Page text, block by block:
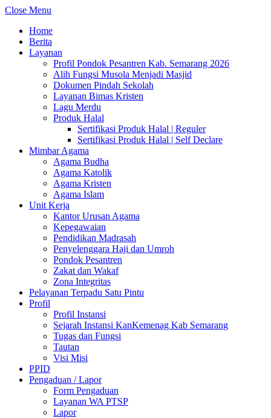
Close Menu
Home
Berita
Layanan
Profil Pondok Pesantren Kab. Semarang 2026
Alih Fungsi Musola Menjadi Masjid
Dokumen Pindah Sekolah
Layanan Bimas Kristen
Lagu Merdu
Produk Halal
Sertifikasi Produk Halal | Reguler
Sertifikasi Produk Halal | Self Declare
Mimbar Agama
Agama Budha
Agama Katolik
Agama Kristen
Agama Islam
Unit Kerja
Kantor Urusan Agama
Kepegawaian
Pendidikan Madrasah
Penyelenggara Haji dan Umroh
Pondok Pesantren
Zakat dan Wakaf
Zona Integritas
Pelayanan Terpadu Satu Pintu
Profil
Profil Instansi
Sejarah Instansi KanKemenag Kab Semarang
Tugas dan Fungsi
Tautan
Visi Misi
PPID
Pengaduan / Lapor
Form Pengaduan
Layanan WA PTSP
Lapor